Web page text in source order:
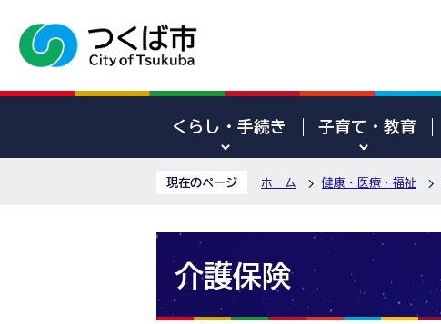
くらし・手続き 子育て・教育
現在のページ ホーム 健康・医療・福祉
介護保険